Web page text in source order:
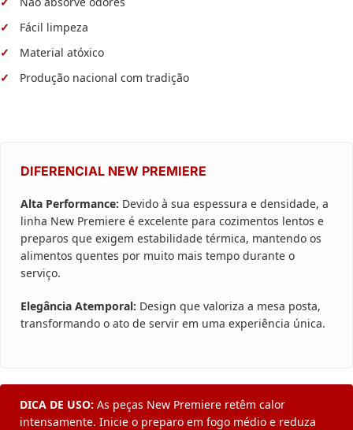
Fácil limpeza
Material atóxico
Produção nacional com tradição
DIFERENCIAL NEW PREMIERE
Alta Performance: Devido à sua espessura e densidade, a
linha New Premiere é excelente para cozimentos lentos e
preparos que exigem estabilidade térmica, mantendo os
alimentos quentes por muito mais tempo durante o
serviço.
Elegância Atemporal: Design que valoriza a mesa posta,
transformando o ato de servir em uma experiência única.
DICA DE USO: As peças New Premiere retêm calor
intensamente. Inicie o preparo em fogo médio e reduza